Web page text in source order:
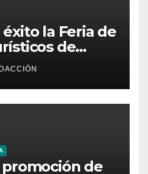
la Feria de
de
promoción de